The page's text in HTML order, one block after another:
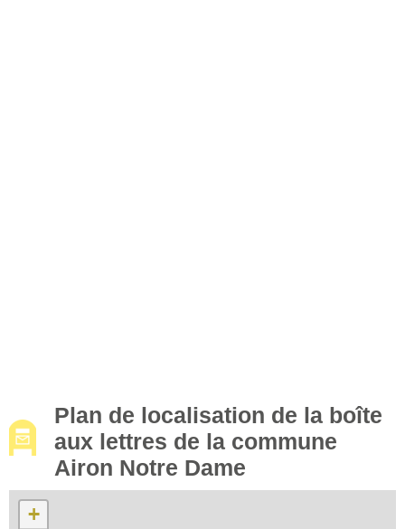
Plan de localisation de la boîte
aux lettres de la commune
Airon Notre Dame
+